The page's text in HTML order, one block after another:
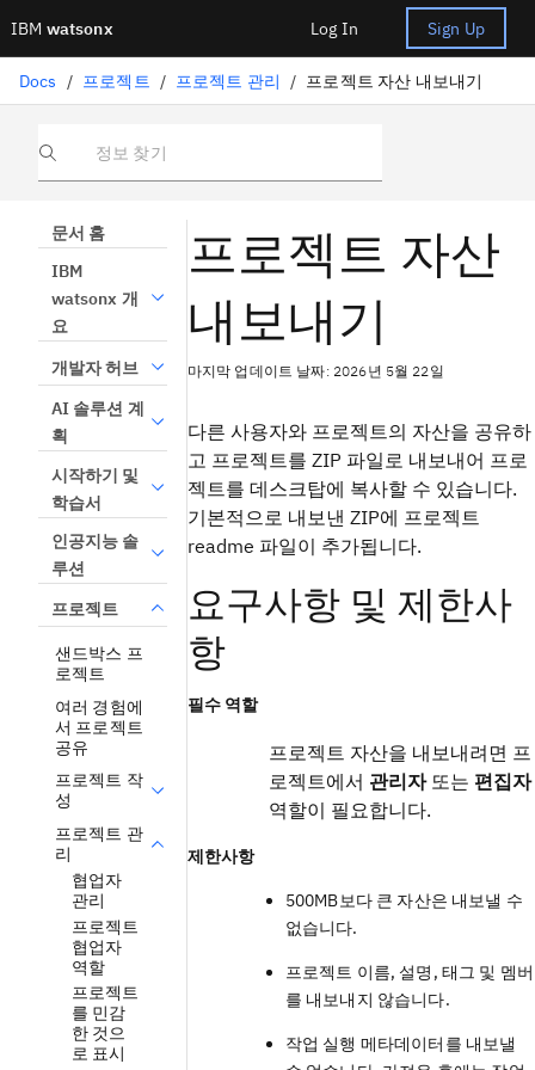
IBM watsonx Log In Sign Up
Docs / 프로젝트 / 프로젝트 관리 / 프로젝트 자산 내보내기
정보 찾기
문서 홈
IBM
watsonx 개
요
개발자 허브
AI 솔루션 계
획
시작하기 및
학습서
인공지능 솔
루션
프로젝트
샌드박스 프
로젝트
여러 경험에
서 프로젝트
공유
프로젝트 작
성
프로젝트 관
리
협업자
관리
프로젝트
협업자
역할
프로젝트
를 민감
한 것으
로 표시
프로젝트 자산
내보내기
마지막 업데이트 날짜: 2026년 5월 22일
다른 사용자와 프로젝트의 자산을 공유하
고 프로젝트를 ZIP 파일로 내보내어 프로
젝트를 데스크탑에 복사할 수 있습니다.
기본적으로 내보낸 ZIP에 프로젝트
readme 파일이 추가됩니다.
요구사항 및 제한사
항
필수 역할
프로젝트 자산을 내보내려면 프
로젝트에서 관리자또는 편집자
역할이 필요합니다.
제한사항
500MB보다 큰 자산은 내보낼 수
없습니다.
프로젝트 이름, 설명, 태그 및 멤버
를 내보내지 않습니다.
작업 실행 메타데이터를 내보낼